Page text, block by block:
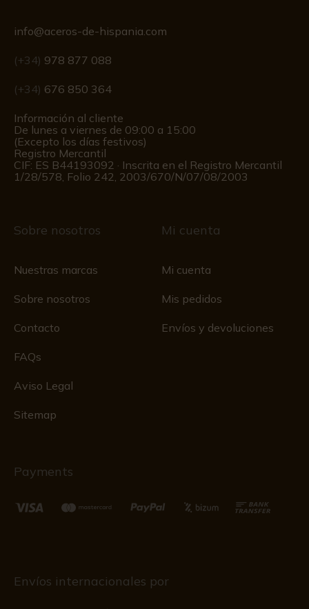
info@aceros-de-hispania.com
(+34) 978 877 088
(+34) 676 850 364
Información al cliente
De lunes a viernes de 09:00 a 15:00
(Excepto los días festivos)
Registro Mercantil
CIF: ES B44193092 · Inscrita en el Registro Mercantil
1/28/578, Folio 242, 2003/670/N/07/08/2003
Sobre nosotros
Nuestras marcas
Sobre nosotros
Contacto
FAQs
Aviso Legal
Sitemap
Mi cuenta
Mi cuenta
Mis pedidos
Envíos y devoluciones
Payments
Envíos internacionales por